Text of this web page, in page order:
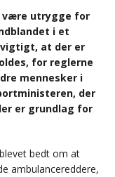
være utrygge for
i et
at der er
for reglerne
mennesker i
der
er grundlag for
bedt om at
ambulancereddere,